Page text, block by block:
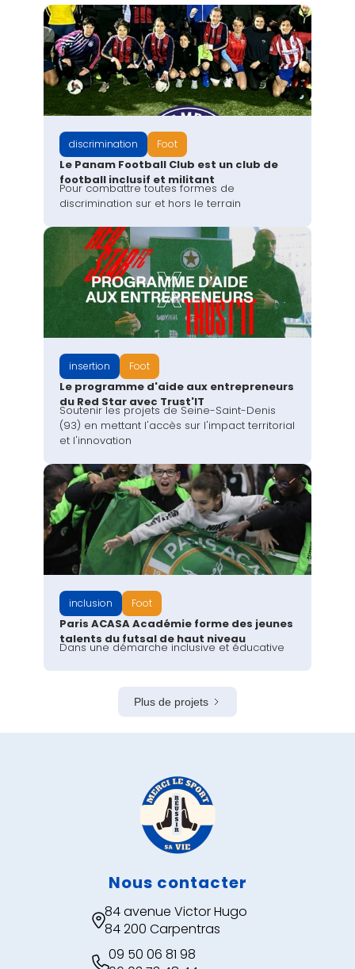
discrimination Foot
Le Panam Football Club est un club de
football inclusif et militant
Pour combattre toutes formes de
discrimination sur et hors le terrain
insertion Foot
Le programme d'aide aux entrepreneurs
du Red Star avec Trust'IT
Soutenir les projets de Seine-Saint-Denis
(93) en mettant l'accès sur l'impact territorial
et l'innovation
inclusion Foot
Paris ACASA Académie forme des jeunes
talents du futsal de haut niveau
Dans une démarche inclusive et éducative
Plus de projets
Nous contacter
84 avenue Victor Hugo
84 200 Carpentras
09 50 06 81 98